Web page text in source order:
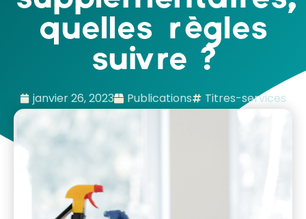
quelles règles
suivre ?
janvier 26, 2023 Publications Titres-services